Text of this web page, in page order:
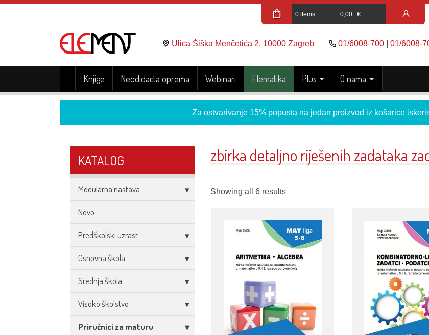
0 items 0,00 €
Ulica Šiška Menčetića 2, 10000 Zagreb 01/6008-700| 01/6008-
Knjige Neodidacta oprema Webinari Elematika Plus O nama
Za ostvarivanje 15% popusta na jedan proizvod iz košarice
KATALOG
Modularna nastava
Novo
Predškolski uzrast
Osnovna škola
Srednja škola
Visoko školstvo
Priručnici za maturu
zbirka detaljno riješenih zadataka
Showing all 6 results